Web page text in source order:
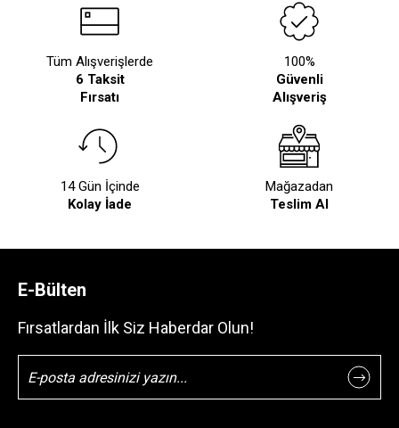
Tüm Alışverişlerde
6 Taksit
Fırsatı
100%
Güvenli
Alışveriş
14 Gün İçinde
Kolay İade
Mağazadan
Teslim Al
E-Bülten
Fırsatlardan İlk Siz Haberdar Olun!